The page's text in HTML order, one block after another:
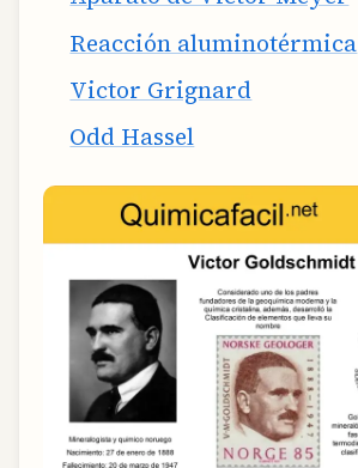
Reacción aluminotérmica
Victor Grignard
Odd Hassel